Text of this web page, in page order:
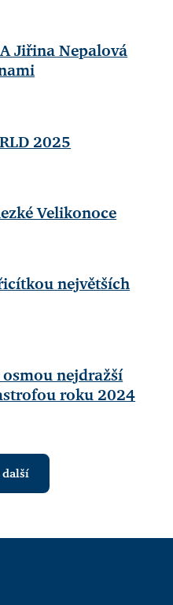
Jiřina Nepalová
2025
Velikonoce
největších
nejdražší
roku 2024
další